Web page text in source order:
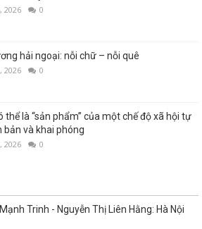
2026 0
hải ngoại: nỗi chữ – nỗi quê
2026 0
thể là “sản phẩm” của một chế độ xã hội tự
bản và khai phóng
2026 0
Trinh - Nguyễn Thị Liên Hằng: Hà Nội